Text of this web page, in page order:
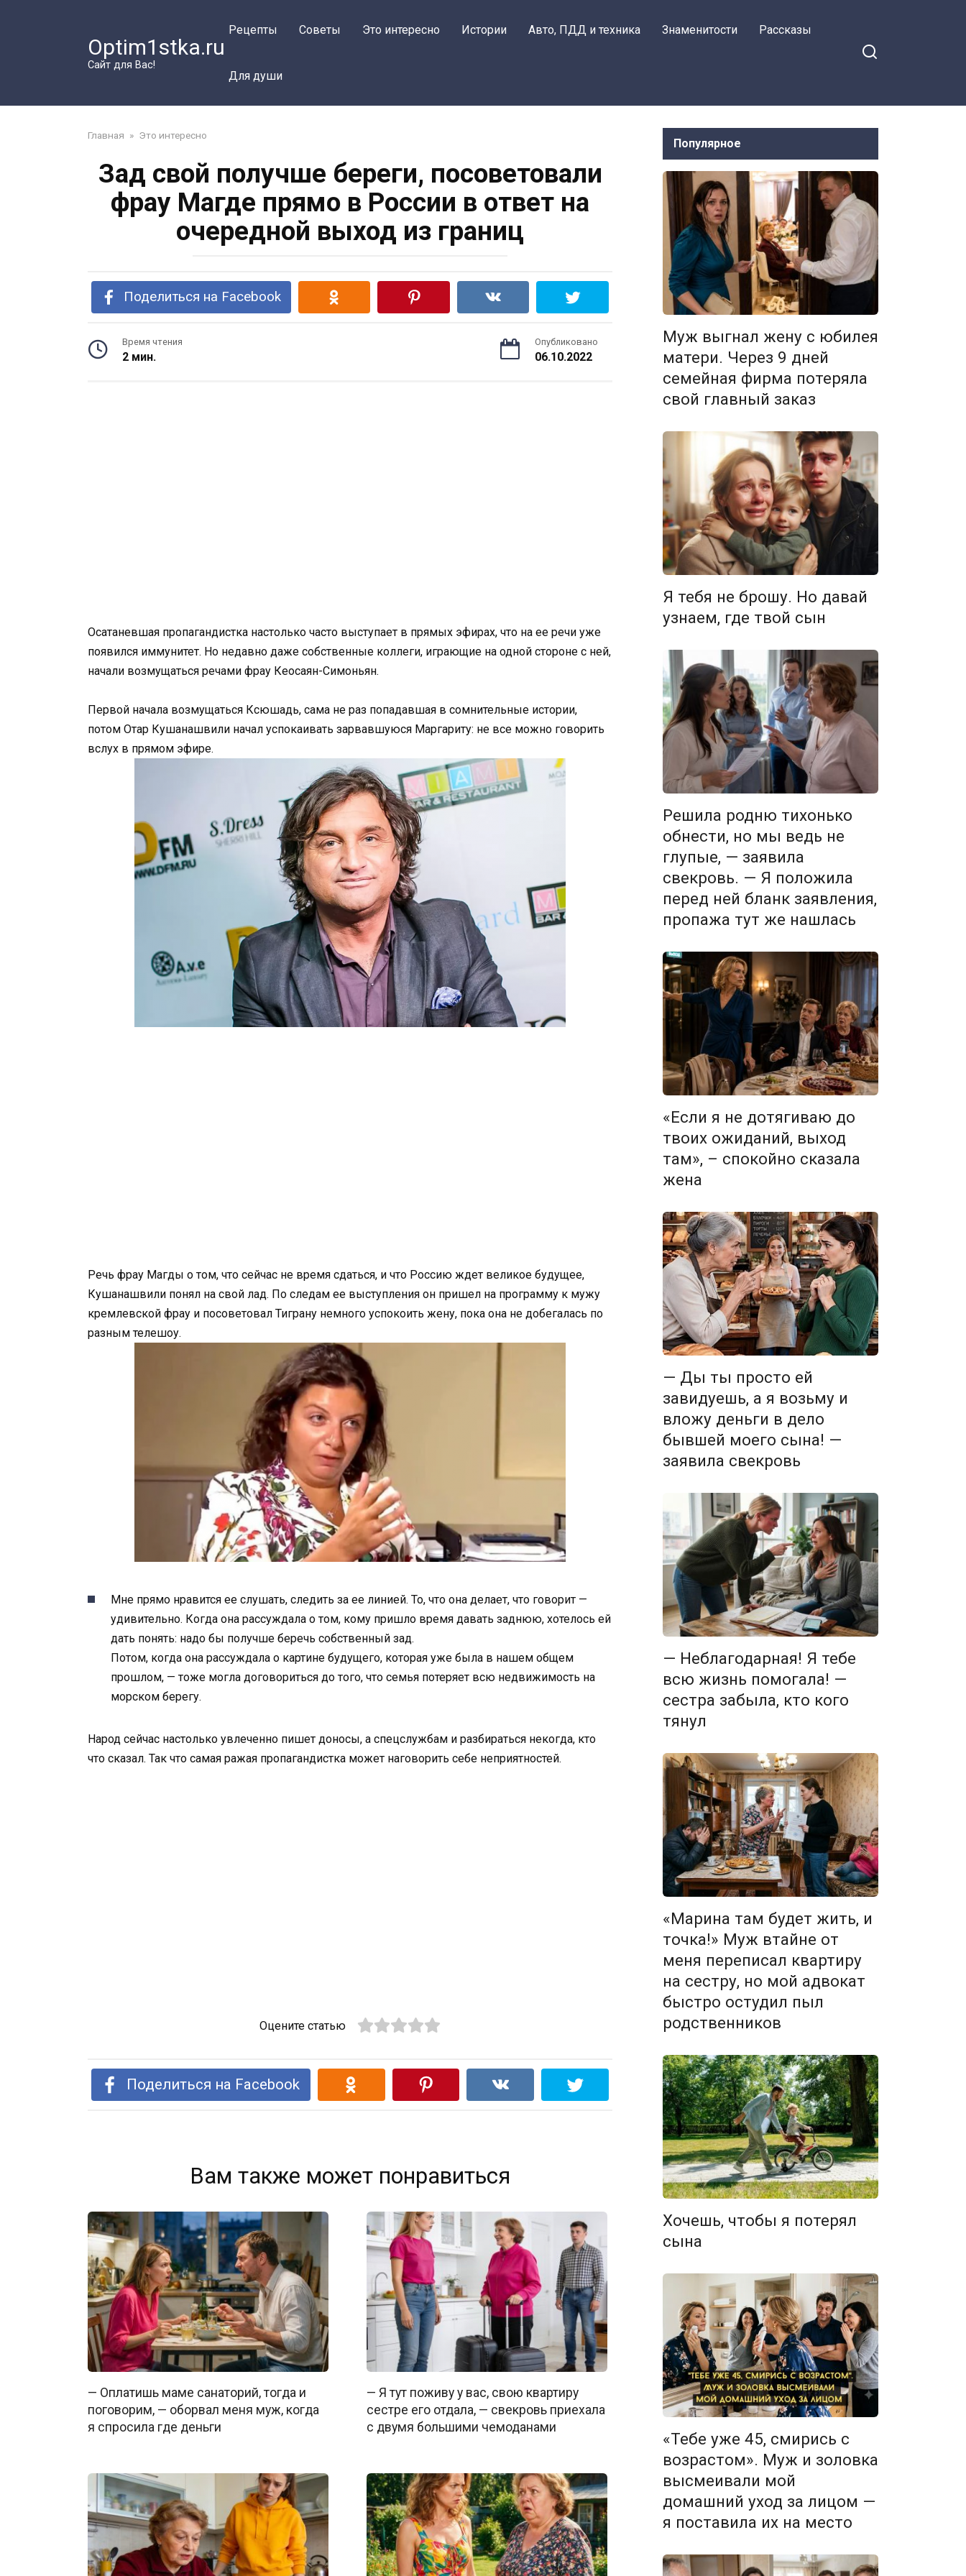
Optim1stka.ru
Сайт для Вас!
Рецепты Советы Это интересно Истории Авто, ПДД и техника Знаменитости Рассказы
Для души
Главная » Это интересно
Зад свой получше береги, посоветовали
фрау Магде прямо в России в ответ на
очередной выход из границ
Поделиться на Facebook
Время чтения
2 мин.
Опубликовано
06.10.2022
Осатаневшая пропагандистка настолько часто выступает в прямых эфирах, что на ее речи уже
появился иммунитет. Но недавно даже собственные коллеги, играющие на одной стороне с ней,
начали возмущаться речами фрау Кеосаян-Симоньян.
Первой начала возмущаться Ксюшадь, сама не раз попадавшая в сомнительные истории,
потом Отар Кушанашвили начал успокаивать зарвавшуюся Маргариту: не все можно говорить
вслух в прямом эфире.
Речь фрау Магды о том, что сейчас не время сдаться, и что Россию ждет великое будущее,
Кушанашвили понял на свой лад. По следам ее выступления он пришел на программу к мужу
кремлевской фрау и посоветовал Тиграну немного успокоить жену, пока она не добегалась по
разным телешоу.
Мне прямо нравится ее слушать, следить за ее линией. То, что она делает, что говорит —
удивительно. Когда она рассуждала о том, кому пришло время давать заднюю, хотелось ей
дать понять: надо бы получше беречь собственный зад.
Потом, когда она рассуждала о картине будущего, которая уже была в нашем общем
прошлом, — тоже могла договориться до того, что семья потеряет всю недвижимость на
морском берегу.
Народ сейчас настолько увлеченно пишет доносы, а спецслужбам и разбираться некогда, кто
что сказал. Так что самая ражая пропагандистка может наговорить себе неприятностей.
Оцените статью
Поделиться на Facebook
Вам также может понравиться
— Оплатишь маме санаторий, тогда и
поговорим, — оборвал меня муж, когда
я спросила где деньги
— Я тут поживу у вас, свою квартиру
сестре его отдала, — свекровь приехала
с двумя большими чемоданами
Популярное
Муж выгнал жену с юбилея
матери. Через 9 дней
семейная фирма потеряла
свой главный заказ
Я тебя не брошу. Но давай
узнаем, где твой сын
Решила родню тихонько
обнести, но мы ведь не
глупые, — заявила
свекровь. — Я положила
перед ней бланк заявления,
пропажа тут же нашлась
«Если я не дотягиваю до
твоих ожиданий, выход
там», – спокойно сказала
жена
— Ды ты просто ей
завидуешь, а я возьму и
вложу деньги в дело
бывшей моего сына! —
заявила свекровь
— Неблагодарная! Я тебе
всю жизнь помогала! —
сестра забыла, кто кого
тянул
«Марина там будет жить, и
точка!» Муж втайне от
меня переписал квартиру
на сестру, но мой адвокат
быстро остудил пыл
родственников
Хочешь, чтобы я потерял
сына
«Тебе уже 45, смирись с
возрастом». Муж и золовка
высмеивали мой
домашний уход за лицом —
я поставила их на место
смысла с ней быть”